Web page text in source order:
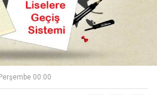
00:00